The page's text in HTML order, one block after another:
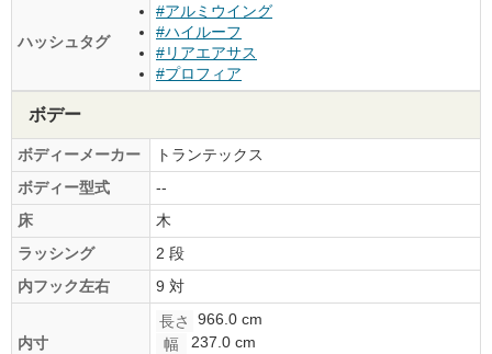
ハッシュタグ
#アルミウイング
#ハイルーフ
#リアエアサス
#プロフィア
ボデー
ボディーメーカー
トランテックス
ボディー型式
--
床
木
ラッシング
2 段
内フック左右
9 対
内寸
長さ
966.0 cm
幅
237.0 cm